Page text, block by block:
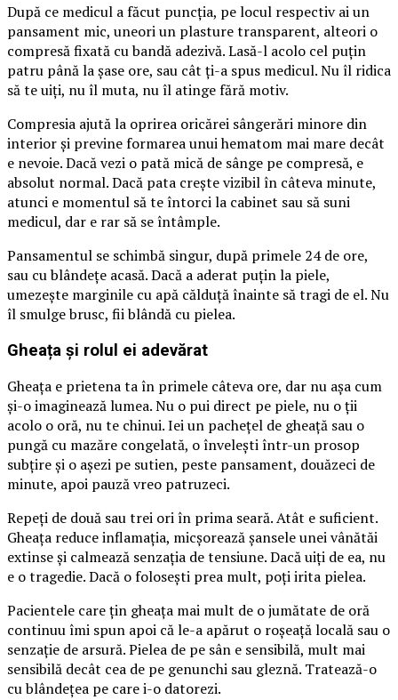
După ce medicul a făcut puncția, pe locul respectiv ai un
pansament mic, uneori un plasture transparent, alteori o
compresă fixată cu bandă adezivă. Lasă-l acolo cel puțin
patru până la șase ore, sau cât ți-a spus medicul. Nu îl ridica
să te uiți, nu îl muta, nu îl atinge fără motiv.
Compresia ajută la oprirea oricărei sângerări minore din
interior și previne formarea unui hematom mai mare decât
e nevoie. Dacă vezi o pată mică de sânge pe compresă, e
absolut normal. Dacă pata crește vizibil în câteva minute,
atunci e momentul să te întorci la cabinet sau să suni
medicul, dar e rar să se întâmple.
Pansamentul se schimbă singur, după primele 24 de ore,
sau cu blândețe acasă. Dacă a aderat puțin la piele,
umezește marginile cu apă călduță înainte să tragi de el. Nu
îl smulge brusc, fii blândă cu pielea.
Gheața și rolul ei adevărat
Gheața e prietena ta în primele câteva ore, dar nu așa cum
și-o imaginează lumea. Nu o pui direct pe piele, nu o ții
acolo o oră, nu te chinui. Iei un pachețel de gheață sau o
pungă cu mazăre congelată, o învelești într-un prosop
subțire și o așezi pe sutien, peste pansament, douăzeci de
minute, apoi pauză vreo patruzeci.
Repeți de două sau trei ori în prima seară. Atât e suficient.
Gheața reduce inflamația, micșorează șansele unei vânătăi
extinse și calmează senzația de tensiune. Dacă uiți de ea, nu
e o tragedie. Dacă o folosești prea mult, poți irita pielea.
Pacientele care țin gheața mai mult de o jumătate de oră
continuu îmi spun apoi că le-a apărut o roșeață locală sau o
senzație de arsură. Pielea de pe sân e sensibilă, mult mai
sensibilă decât cea de pe genunchi sau gleznă. Tratează-o
cu blândețea pe care i-o datorezi.